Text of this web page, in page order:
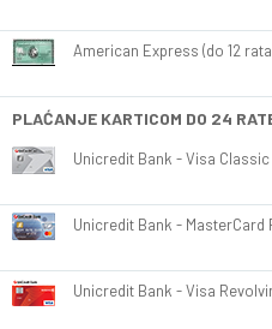
American Express (do 12
PLAĆANJE KARTICOM DO 24
Unicredit Bank - Visa
Unicredit Bank - MasterCard
Unicredit Bank - Visa